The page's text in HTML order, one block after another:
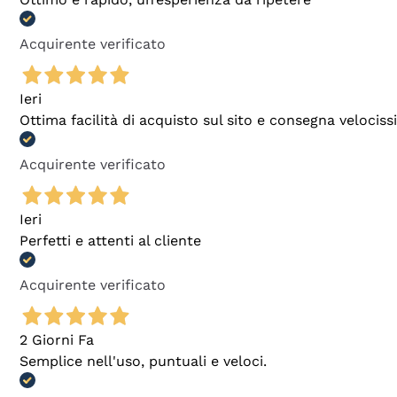
Acquirente verificato
Ieri
Ottima facilità di acquisto sul sito e consegna
Acquirente verificato
Ieri
Perfetti e attenti al cliente
Acquirente verificato
2 Giorni Fa
Semplice nell'uso, puntuali e veloci.